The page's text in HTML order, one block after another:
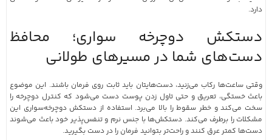
دارد.
دستکش دوچرخه‌ سواری؛ محافظ
دست‌های شما در مسیرهای طولانی
وقتی ساعت‌ها رکاب می‌زنید، دست‌هایتان باید ثابت روی فرمان باشند. این موضوع
باعث خستگی، تعریق و حتی تاول زدن پوست دست می‌شود که کنترل دوچرخه را
سخت می‌کند و خطر سقوط را بالا می‌برد. استفاده از دستکش دوچرخه‌سواری این
مشکلات را برطرف می‌کند. دستکش‌ها با جنس نرم و تنفس‌پذیر خود باعث می‌شوند
دست‌ها کمتر عرق کنند و راحت‌تر بتوانید فرمان را در دست بگیرید.